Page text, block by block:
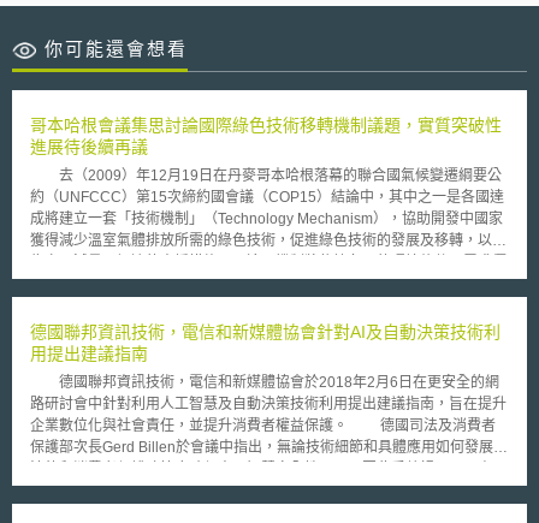
你可能還會想看
哥本哈根會議集思討論國際綠色技術移轉機制議題，實質突破性
進展待後續再議
去（2009）年12月19日在丹麥哥本哈根落幕的聯合國氣候變遷綱要公
約（UNFCCC）第15次締約國會議（COP15）結論中，其中之一是各國達
成將建立一套「技術機制」（Technology Mechanism），協助開發中國家
獲得減少溫室氣體排放所需的綠色技術，促進綠色技術的發展及移轉，以作
先性分別進行。此外，會議並通過採納印度提出建構「氣候創新中心」網絡
他氣候變遷議題一樣，建構國際綠色技術移轉機制之進展並不如預期。
國際間有關促進綠色技術移轉之討論，在UNFCCC第4條即有明文規
定，不過這項議題直到2007年召開的COP13會議所宣布的「峇里島行動計
畫」（Bali Action Plan）中，與減緩、調適、資金投資並列為後京都機制的
四大主軸後，才獲得廣泛重視。而2008年召開的COP14會議中更進一步提
出了「波茲南技術移轉策略方案」（Poznan Strategic Programme on
Technology Transfer），由已開發國家透過適當的智慧財產權管理，提供
估、技術資訊、有利環境、能力建構及技術移轉機制等具體作法。 在
德國聯邦資訊技術，電信和新媒體協會針對AI及自動決策技術利
用提出建議指南
德國聯邦資訊技術，電信和新媒體協會於2018年2月6日在更安全的網
路研討會中針對利用人工智慧及自動決策技術利用提出建議指南，旨在提升
企業數位化與社會責任，並提升消費者權益保護。 德國司法及消費者
保護部次長Gerd Billen於會議中指出，無論技術細節和具體應用如何發展，
能確保技術利用透明度。而隨著人工智慧的發展，應設法解決使用人工智慧